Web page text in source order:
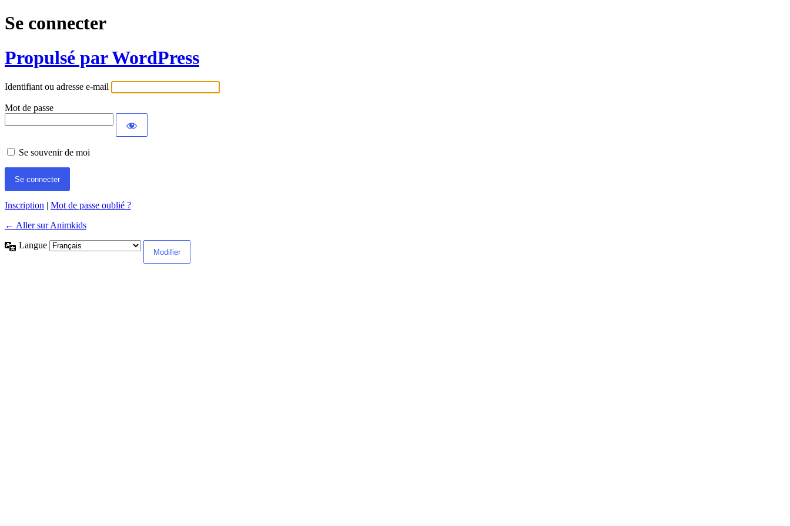
Se connecter
Propulsé par WordPress
Identifiant ou adresse e-mail
Mot de passe
Se souvenir de moi
Inscription | Mot de passe oublié ?
← Aller sur Animkids
Langue